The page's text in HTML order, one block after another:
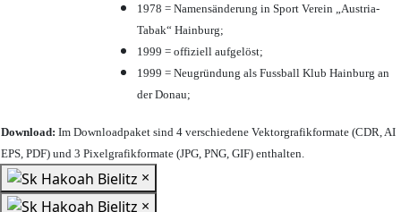
1978 = Namensänderung in Sport Verein „Austria-
Tabak“ Hainburg;
1999 = offiziell aufgelöst;
1999 = Neugründung als Fussball Klub Hainburg an
der Donau;
Download: Im Downloadpaket sind 4 verschiedene Vektorgrafikformate (CDR, AI
EPS, PDF) und 3 Pixelgrafikformate (JPG, PNG, GIF) enthalten.
×
×